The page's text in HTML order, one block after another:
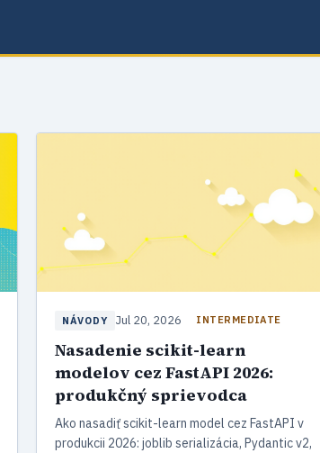
NÁVODY Jul 20, 2026 INTERMEDIATE
Nasadenie scikit-learn
modelov cez FastAPI 2026:
produkčný sprievodca
Ako nasadiť scikit-learn model cez FastAPI v
produkcii 2026: joblib serializácia, Pydantic v2,